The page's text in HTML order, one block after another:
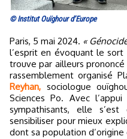
© Institut Ouïghour d’Europe
Paris, 5 mai 2024. «
l’esprit en évoquant le sort
trouve par ailleurs
rassemblement organisé
Reyhan, sociologue
Sciences Po. Avec
sympathisants, elle
sensibiliser pour mieux
dont sa population